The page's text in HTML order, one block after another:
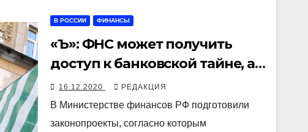
В РОССИИ ФИНАНСЫ
«Ъ»: ФНС может получить
доступ к банковской тайне, а
Центробанк — к налоговой
16.12.2020 РЕДАКЦИЯ
В Министерстве финансов РФ подготовили
законопроекты, согласно которым